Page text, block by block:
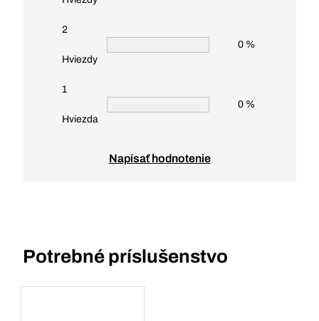
2
Hviezdy
0 %
1
Hviezda
0 %
Napísať hodnotenie
Potrebné príslušenstvo